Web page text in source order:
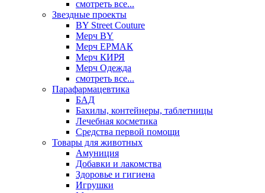
смотреть все...
Звездные проекты
BY Street Couture
Мерч BY
Мерч ЕРМАК
Мерч КИРЯ
Мерч Одежда
смотреть все...
Парафармацевтика
БАД
Бахилы, контейнеры, таблетницы
Лечебная косметика
Средства первой помощи
Товары для животных
Амуниция
Добавки и лакомства
Здоровье и гигиена
Игрушки